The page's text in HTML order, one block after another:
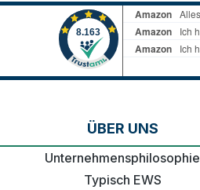
ÜBER UNS
Unternehmensphilosophie
Typisch EWS